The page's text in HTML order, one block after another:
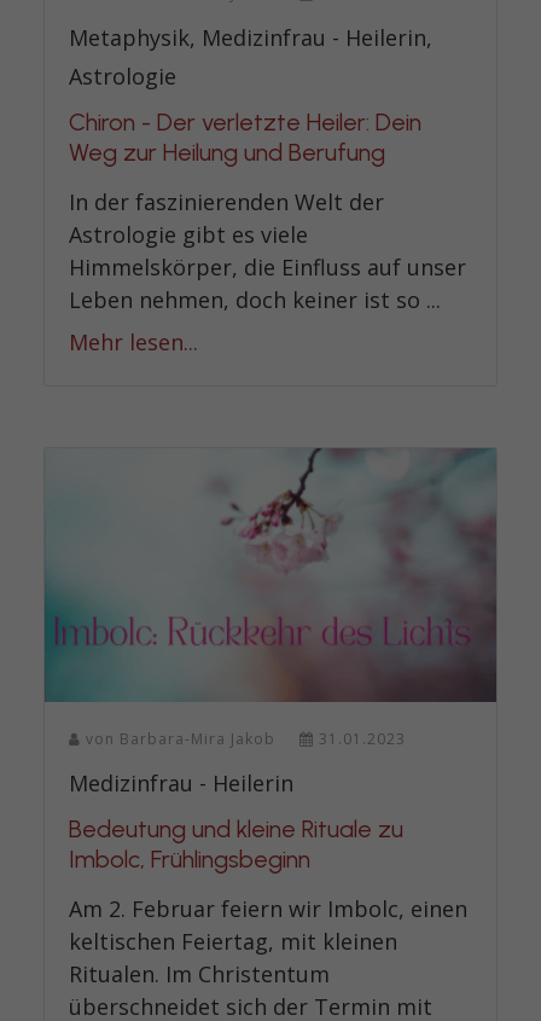
Metaphysik, Medizinfrau - Heilerin,
Astrologie
Chiron - Der verletzte Heiler: Dein
Weg zur Heilung und Berufung
In der faszinierenden Welt der
Astrologie gibt es viele
Himmelskörper, die Einfluss auf unser
Leben nehmen, doch keiner ist so ...
Mehr lesen...
von Barbara-Mira Jakob 31.01.2023
Medizinfrau - Heilerin
Bedeutung und kleine Rituale zu
Imbolc, Frühlingsbeginn
Am 2. Februar feiern wir Imbolc, einen
keltischen Feiertag, mit kleinen
Ritualen. Im Christentum
überschneidet sich der Termin mit